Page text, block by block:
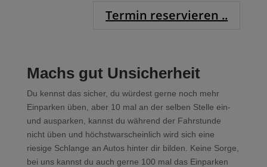
Termin reservieren ..
Machs gut Unsicherheit
Du kennst das sicher, du würdest gerne noch mehr
Einparken üben, aber 10 mal an der selben Stelle ein-
und ausparken, kannst du während der Fahrstunde
nicht üben und höchstwarscheinlich wird sich eine
riesige Schlange an Autos hinter dir bilden. Keine Sorge,
bei uns kannst du auch gerne 100 mal das Einparken